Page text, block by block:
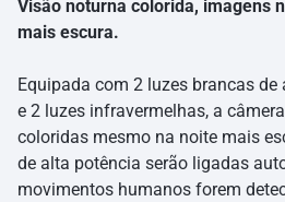
Visão noturna colorida, imagens
mais escura.
Equipada com 2 luzes brancas
e 2 luzes infravermelhas, a
coloridas mesmo na noite mais
de alta potência serão ligadas
movimentos humanos forem